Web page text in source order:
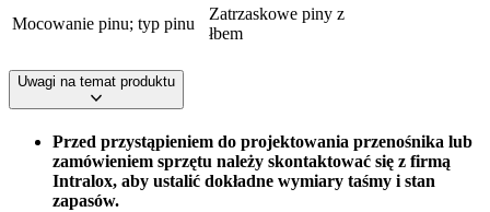
Mocowanie pinu; typ pinu
Zatrzaskowe piny z
łbem
Uwagi na temat produktu
Przed przystąpieniem do projektowania przenośnika lub
zamówieniem sprzętu należy skontaktować się z firmą
Intralox, aby ustalić dokładne wymiary taśmy i stan
zapasów.